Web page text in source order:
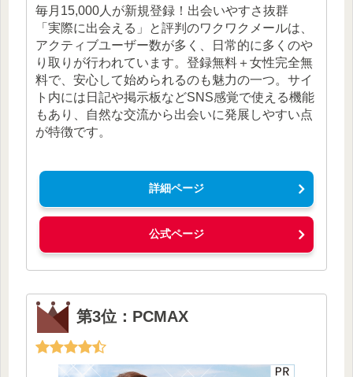
毎月15,000人が新規登録！出会いやすさ抜群
「実際に出会える」と評判のワクワクメールは、
アクティブユーザー数が多く、日常的に多くのや
り取りが行われています。登録無料＋女性完全無
料で、安心して始められるのも魅力の一つ。サイ
ト内には日記や掲示板などSNS感覚で使える機能
もあり、自然な交流から出会いに発展しやすい点
が特徴です。
詳細ページ
公式ページ
第3位：PCMAX